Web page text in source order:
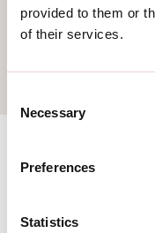
provided to them or
of their services.
Selection
Necessary
Preferences
Statistics
WANDMONTAGE
SCHIENE